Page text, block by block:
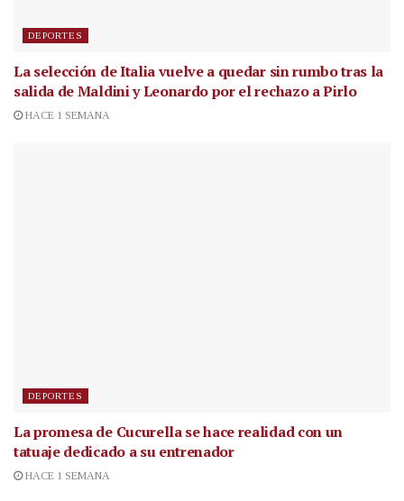
DEPORTES
La selección de Italia vuelve a quedar sin rumbo tras la
salida de Maldini y Leonardo por el rechazo a Pirlo
HACE 1 SEMANA
DEPORTES
La promesa de Cucurella se hace realidad con un
tatuaje dedicado a su entrenador
HACE 1 SEMANA